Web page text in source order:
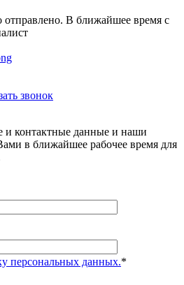
В ближайшее время с
звонок
и контактные данные и наши
в ближайшее рабочее время для
персональных данных.*